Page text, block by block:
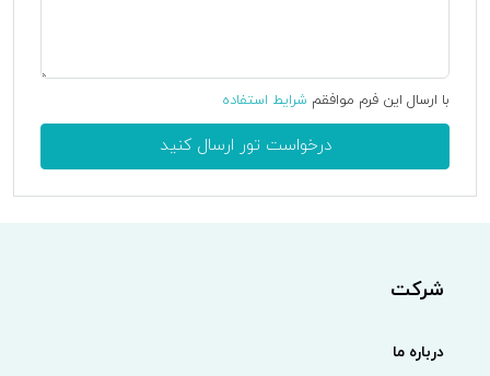
با ارسال این فرم موافقم شرایط استفاده
درخواست تور ارسال کنید
شرکت
درباره ما